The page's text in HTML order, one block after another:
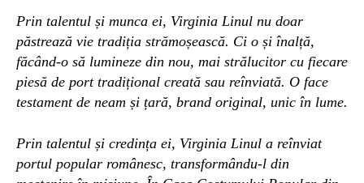
Prin talentul și munca ei, Virginia Linul nu doar
păstrează vie tradiția strămoșească. Ci o și înalță,
făcând-o să lumineze din nou, mai strălucitor cu fiecare
piesă de port tradițional creată sau reînviată. O face
testament de neam și țară, brand original, unic în lume.
Prin talentul și credința ei, Virginia Linul a reînviat
portul popular românesc, transformându-l din